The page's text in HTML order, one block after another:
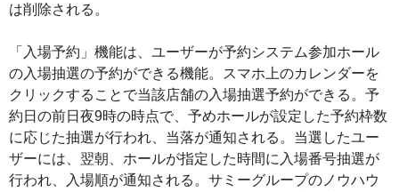
は削除される。
「入場予約」機能は、ユーザーが予約システム参加ホール
の入場抽選の予約ができる機能。スマホ上のカレンダーを
クリックすることで当該店舗の入場抽選予約ができる。予
約日の前日夜9時の時点で、予めホールが設定した予約枠数
に応じた抽選が行われ、当落が通知される。当選したユー
ザーには、翌朝、ホールが指定した時間に入場番号抽選が
行われ、入場順が通知される。サミーグループのノウハウ